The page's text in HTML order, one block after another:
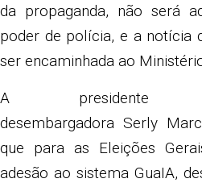
da propaganda, não será
poder de polícia, e a notícia
ser encaminhada ao
A presidente
desembargadora Serly
que para as Eleições
adesão ao sistema GuaIA,